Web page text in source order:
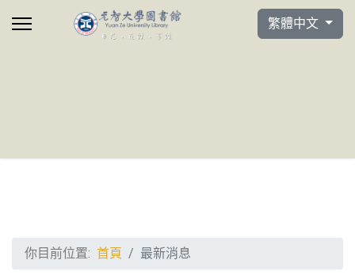
選擇你的語言
繁體中文
你目前位置: 首頁 最新消息